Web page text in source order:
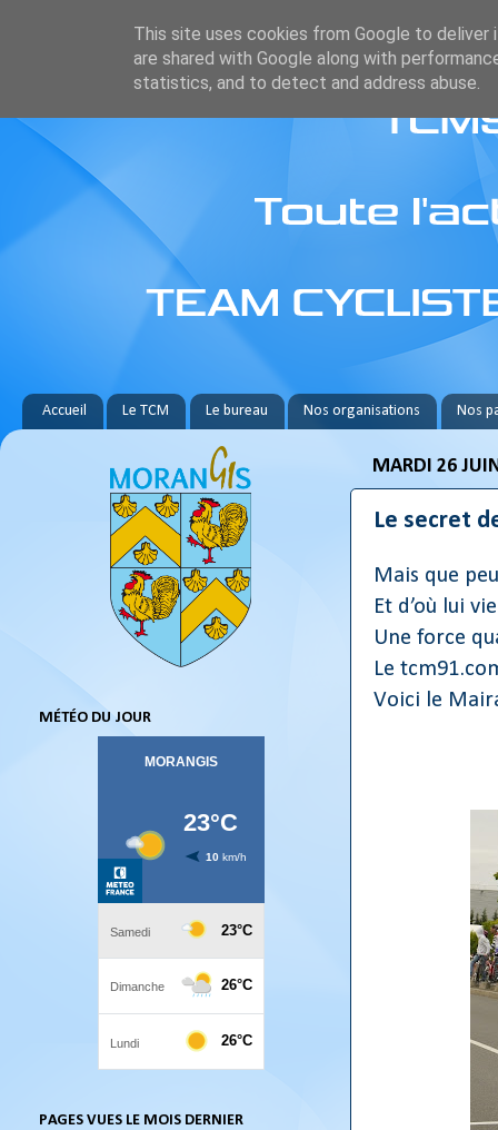
Accueil Le TCM Le bureau Nos organisations Nos
MARDI 26
Le secret
Mais que
Et d’où lui
Une force
Le
Voici le
MÉTÉO DU JOUR
PAGES VUES LE MOIS DERNIER
This site uses cookies from Google to deliver
are shared with Google along with
statistics, and to detect and address abuse.